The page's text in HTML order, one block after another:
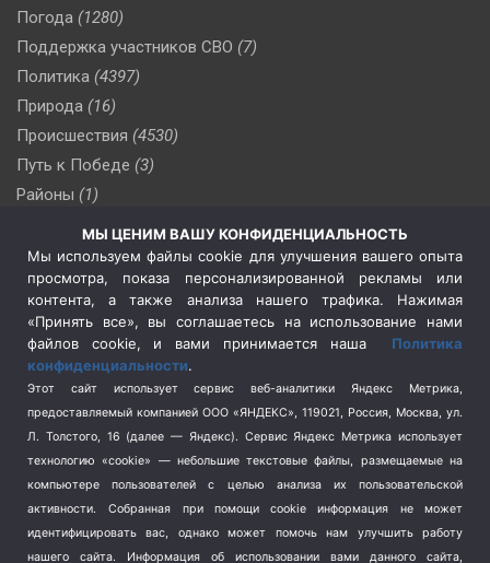
Погода (1280)
Поддержка участников СВО (7)
Политика (4397)
Природа (16)
Происшествия (4530)
Путь к Победе (3)
Районы (1)
(510)
Сельское хозяйство (3)
Социальная политика
(3)
Спецоперация в Украине
Спецоперация на Украине
(404)
Спорт (740)
Терроризм (1)
Транспорт (262)
Туризм (178)
МЫ ЦЕНИМ ВАШУ КОНФИДЕНЦИАЛЬНОСТЬ
Мы используем файлы cookie для улучшения вашего опыта
просмотра, показа персонализированной рекламы или
контента, а также анализа нашего трафика. Нажимая
«Принять все», вы соглашаетесь на использование нами
файлов cookie, и вами принимается наша Политика
конфиденциальности.
Этот сайт использует сервис веб-аналитики Яндекс Метрика,
предоставляемый компанией ООО «ЯНДЕКС», 119021, Россия, Москва, ул.
Л. Толстого, 16 (далее — Яндекс). Сервис Яндекс Метрика использует
технологию «cookie» — небольшие текстовые файлы, размещаемые на
компьютере пользователей с целью анализа их пользовательской
активности.
Собранная при помощи cookie информация не может
идентифицировать вас, однако может помочь нам улучшить работу
нашего сайта. Информация об использовании вами данного сайта,